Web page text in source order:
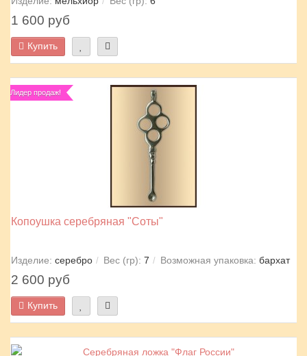
1 600 руб
Купить
Лидер продаж!
Копоушка серебряная "Соты"
Изделие: серебро Вес (гр): 7 Возможная упаковка: бархат
2 600 руб
Купить